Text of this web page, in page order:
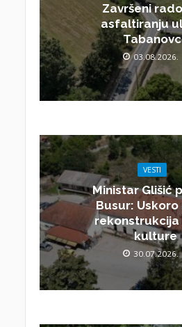
Završeni
asfaltiranju
03.08.2026.
VESTI
Ministar Glišić
Busur: Uskoro
rekonstrukcija
kulture
30.07.2026.